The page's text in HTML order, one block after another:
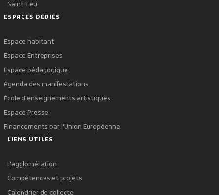
Saint-Leu
ESPACES DÉDIÉS
Espace habitant
Espace Entreprises
Espace pédagogique
Agenda des manifestations
École d'enseignements artistiques
Espace Presse
Financements par l'Union Européenne
LIENS UTILES
L'agglomération
Compétences et projets
Calendrier de collecte